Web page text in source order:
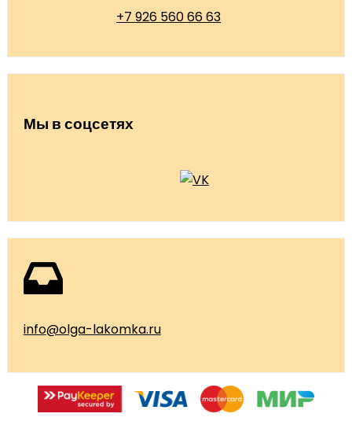
+7 926 560 66 63
Мы в соцсетях
info@olga-lakomka.ru